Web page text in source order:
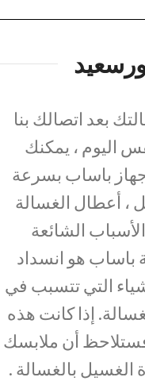
بعد اتصالك بنا
اليوم ، يمكنك
جهاز باساب بسرعة
، أعطال الغسالة
الشائعة
باساب هو انسداد
التي تتسبب في
إذا كانت هذه
أن ملابسك
الغسيل بالغسالة .